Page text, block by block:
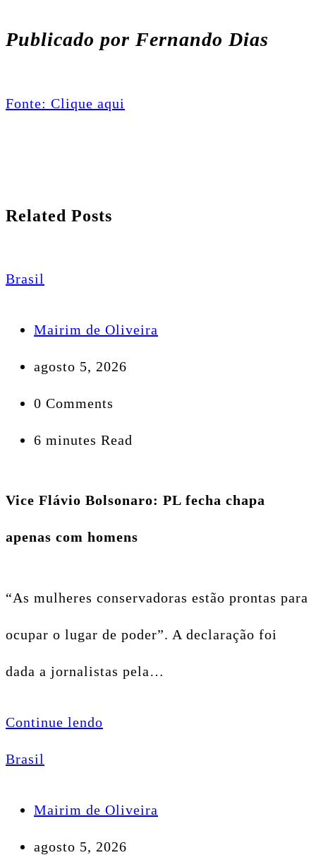
Publicado por Fernando Dias
Fonte: Clique aqui
Related Posts
Brasil
Mairim de Oliveira
agosto 5, 2026
0 Comments
6 minutes Read
Vice Flávio Bolsonaro: PL fecha chapa
apenas com homens
“As mulheres conservadoras estão prontas para
ocupar o lugar de poder”. A declaração foi
dada a jornalistas pela…
Continue lendo
Brasil
Mairim de Oliveira
agosto 5, 2026